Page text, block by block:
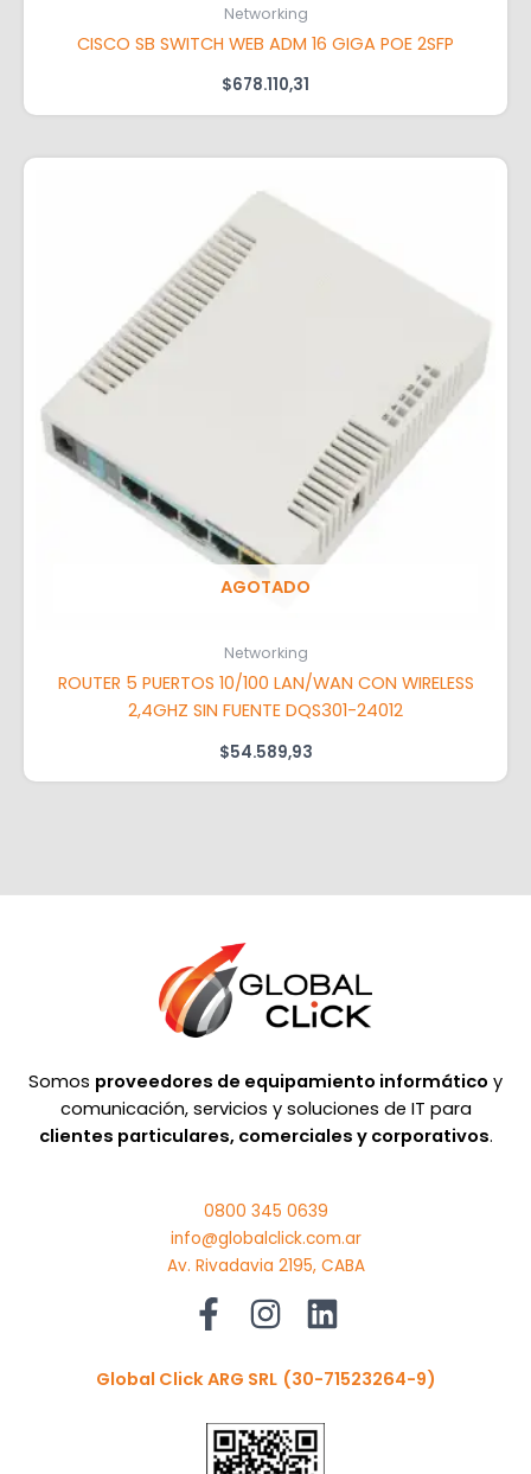
Networking
CISCO SB SWITCH WEB ADM 16 GIGA POE 2SFP
$678.110,31
AGOTADO
Networking
ROUTER 5 PUERTOS 10/100 LAN/WAN CON WIRELESS
2,4GHZ SIN FUENTE DQS301-24012
$54.589,93
Somos proveedores de equipamiento informático y
comunicación, servicios y soluciones de IT para
clientes particulares, comerciales y corporativos.
0800 345 0639
info@globalclick.com.ar
Av. Rivadavia 2195, CABA
Global Click ARG SRL (30-71523264-9)